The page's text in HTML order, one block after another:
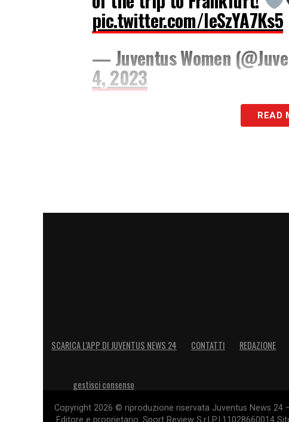
pic.twitter.com/IeSzYA7Ks5
— Juventus Women
4, 2023
Un match delicatissimo e, per questo, ilREAD
SCARICA L’APP DI JUVENTUS NEWS 24 CONTATTI REDAZIONE
gestisci consenso
Copyright 2026 © riproduzione riservata Juventus News 24